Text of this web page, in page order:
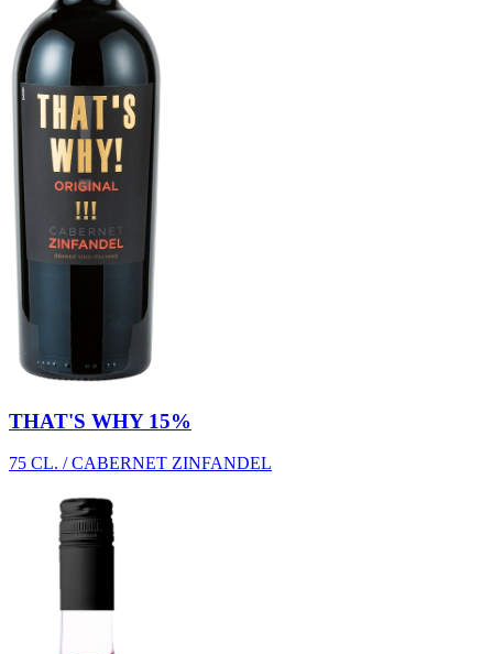
THAT'S WHY 15%
75 CL. / CABERNET ZINFANDEL